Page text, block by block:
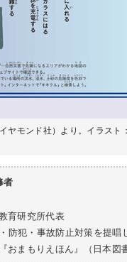
ヤモンド社）より。イラスト
者
育研究所代表
防犯・事故防止対策を提
おまもりえほん』（日本図